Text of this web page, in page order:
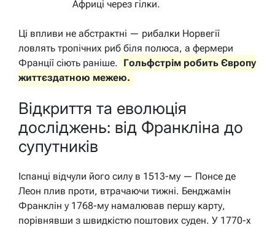
Африці через гілки.
Ці впливи не абстрактні — рибалки Норвегії
ловлять тропічних риб біля полюса, а фермери
Франції сіють раніше. Гольфстрім робить Європу
життєздатною межею.
Відкриття та еволюція
досліджень: від Франкліна до
супутників
Іспанці відчули його силу в 1513-му — Понсе де
Леон плив проти, втрачаючи тижні. Бенджамін
Франклін у 1768-му намалював першу карту,
порівнявши з швидкістю поштових суден. У 1770-х